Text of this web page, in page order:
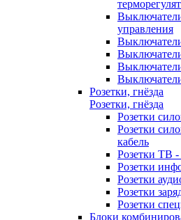
управления
Розетки, гнёзда
Розетки, гнёзда
Розетки
Розетки
кабель
Розетки ТВ
Розетки
Розетки
Розетки
Розетки
Блоки